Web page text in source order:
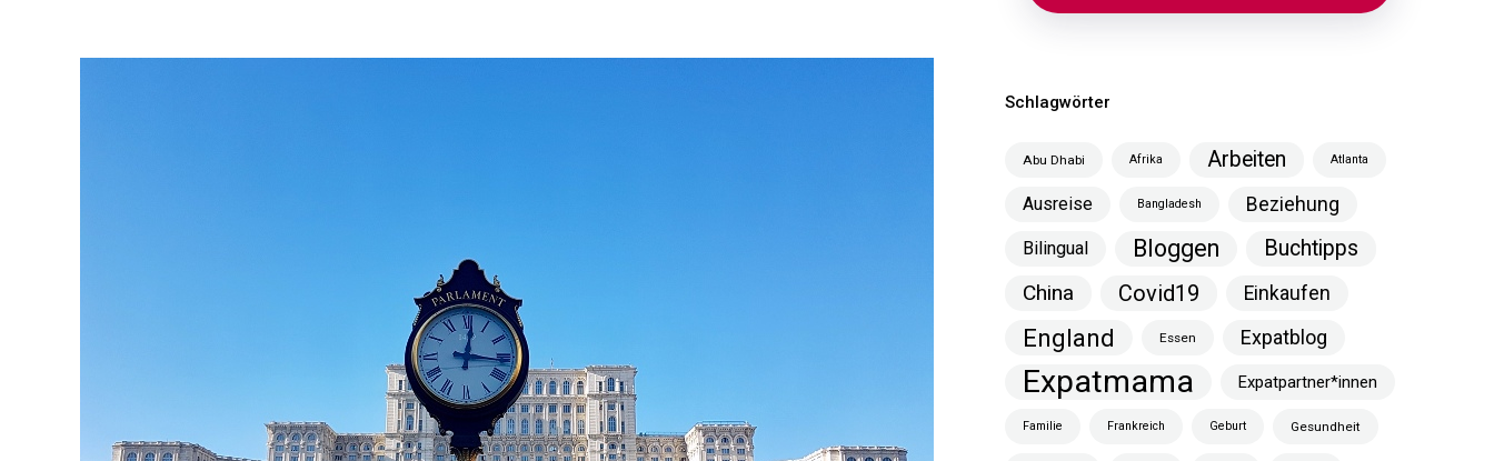
Schlagwörter
Abu Dhabi Afrika Arbeiten Atlanta
Ausreise Bangladesh Beziehung
Bilingual Bloggen
Buchtipps
China
Covid19 Einkaufen
England Essen Expatblog
Expatmama Expatpartner*innen
Familie Frankreich Geburt Gesundheit